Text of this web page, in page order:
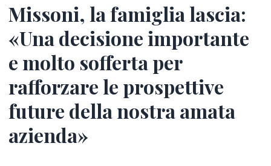
Missoni, la famiglia lascia:
«Una decisione importante
e molto sofferta per
rafforzare le prospettive
future della nostra amata
azienda»